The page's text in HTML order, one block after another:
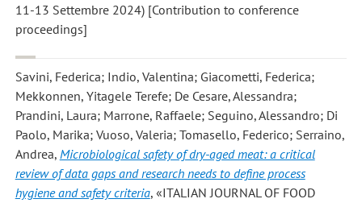
11-13 Settembre 2024) [Contribution to conference
proceedings]
Savini, Federica; Indio, Valentina; Giacometti, Federica;
Mekkonnen, Yitagele Terefe; De Cesare, Alessandra;
Prandini, Laura; Marrone, Raffaele; Seguino, Alessandro; Di
Paolo, Marika; Vuoso, Valeria; Tomasello, Federico; Serraino,
Andrea, Microbiological safety of dry-aged meat: a critical
review of data gaps and research needs to define process
hygiene and safety criteria, «ITALIAN JOURNAL OF FOOD